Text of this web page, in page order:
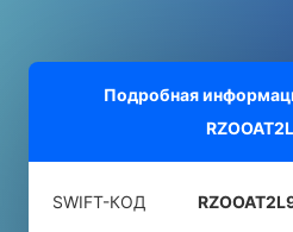
Подробная
SWIFT-КОД